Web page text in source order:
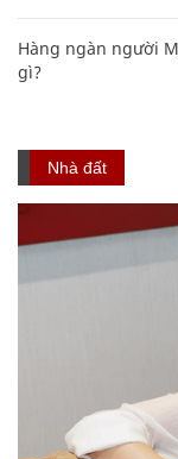
Hàng ngàn người
gì?
Nhà đất